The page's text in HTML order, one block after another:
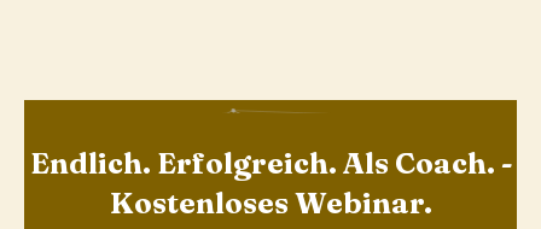
Endlich. Erfolgreich. Als Coach. -
Kostenloses Webinar.